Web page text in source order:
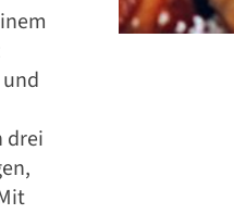
drei